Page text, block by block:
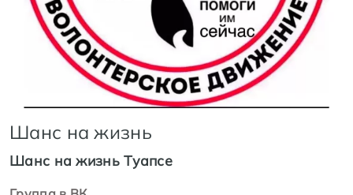
Шанс на жизнь
Шанс на жизнь Туапсе